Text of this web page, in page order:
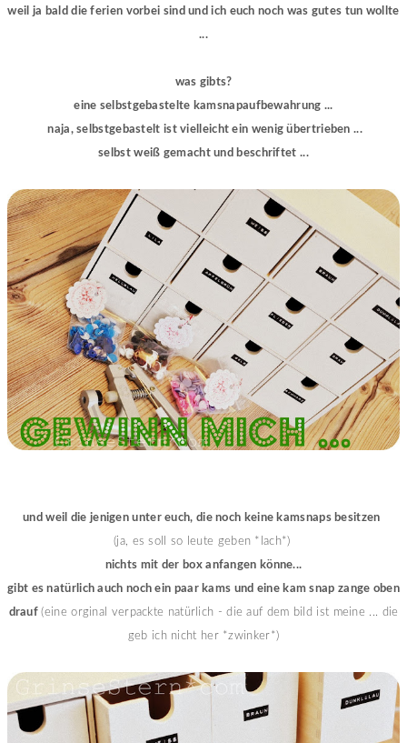
weil ja bald die ferien vorbei sind und ich euch noch was gutes tun wollte
...
was gibts?
eine selbstgebastelte kamsnapaufbewahrung ...
naja, selbstgebastelt ist vielleicht ein wenig übertrieben ...
selbst weiß gemacht und beschriftet ...
und weil die jenigen unter euch, die noch keine kamsnaps besitzen
(ja, es soll so leute geben *lach*)
nichts mit der box anfangen könne...
gibt es natürlich auch noch ein paar kams und eine kam snap zange oben
drauf(eine orginal verpackte natürlich - die auf dem bild ist meine ... die
geb ich nicht her *zwinker*)